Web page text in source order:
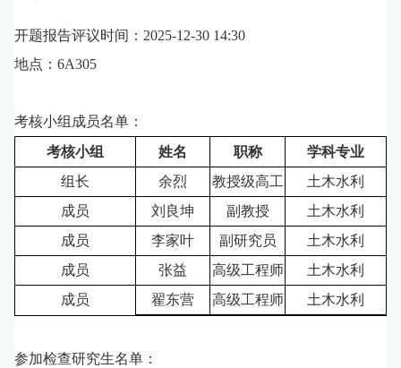
开题报告评议时间：2025-12-30 14:30
地点：6A305
考核小组成员名单：
考核小组
姓名 职称
学科专业
组长
余烈 教授级高工
土木水利
成员
刘良坤 副教授
土木水利
成员
李家叶 副研究员
土木水利
成员
张益 高级工程师
土木水利
成员
翟东营 高级工程师 土木水利
参加检查研究生名单：